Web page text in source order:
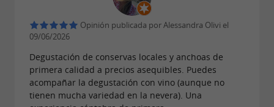
pescado fresco de temporada. La apuesta por
las capturas locales y las artes de pesca
entre la conservera y el entorno marítimo de
Getaria.
Opinión publicada por Alessandra Olivi el
09/06/2026
Degustación de conservas locales y anchoas de
primera calidad a precios asequibles. Puedes
acompañar la degustación con vino (aunque no
tienen mucha variedad en la nevera). Una